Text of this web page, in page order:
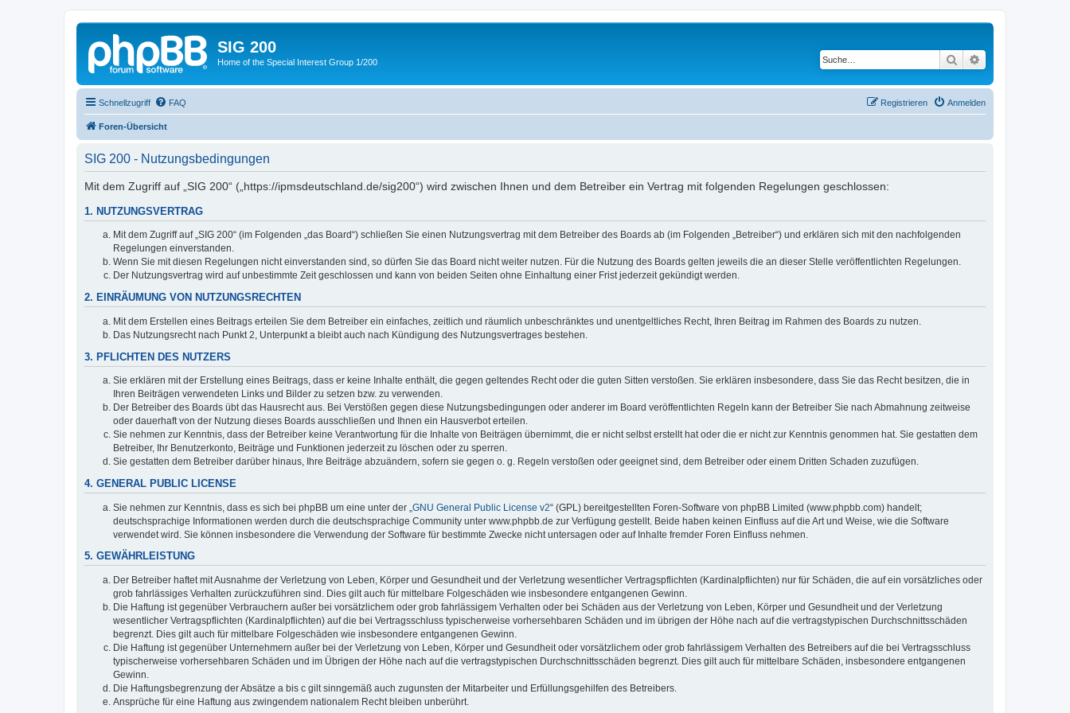
SIG 200
Home of the Special Interest Group 1/200 Suche
Schnellzugriff FAQ Anmelden
Registrieren
Foren-Übersicht
SIG 200 - Nutzungsbedingungen
Mit dem Zugriff auf „SIG 200“ („https://ipmsdeutschland.de/sig200“) wird zwischen Ihnen und dem Betreiber ein Vertrag mit folgenden Regelungen geschlossen:
1. NUTZUNGSVERTRAG
Mit dem Zugriff auf „SIG 200“ (im Folgenden „das Board“) schließen Sie einen Nutzungsvertrag mit dem Betreiber des Boards ab (im Folgenden „Betreiber“) und erklären sich mit den nachfolgenden
Regelungen einverstanden.
Wenn Sie mit diesen Regelungen nicht einverstanden sind, so dürfen Sie das Board nicht weiter nutzen. Für die Nutzung des Boards gelten jeweils die an dieser Stelle veröffentlichten Regelungen.
Der Nutzungsvertrag wird auf unbestimmte Zeit geschlossen und kann von beiden Seiten ohne Einhaltung einer Frist jederzeit gekündigt werden.
2. EINRÄUMUNG VON NUTZUNGSRECHTEN
Mit dem Erstellen eines Beitrags erteilen Sie dem Betreiber ein einfaches, zeitlich und räumlich unbeschränktes und unentgeltliches Recht, Ihren Beitrag im Rahmen des Boards zu nutzen.
Das Nutzungsrecht nach Punkt 2, Unterpunkt a bleibt auch nach Kündigung des Nutzungsvertrages bestehen.
3. PFLICHTEN DES NUTZERS
Sie erklären mit der Erstellung eines Beitrags, dass er keine Inhalte enthält, die gegen geltendes Recht oder die guten Sitten verstoßen. Sie erklären insbesondere, dass Sie das Recht besitzen, die in
Ihren Beiträgen verwendeten Links und Bilder zu setzen bzw. zu verwenden.
Der Betreiber des Boards übt das Hausrecht aus. Bei Verstößen gegen diese Nutzungsbedingungen oder anderer im Board veröffentlichten Regeln kann der Betreiber Sie nach Abmahnung zeitweise
oder dauerhaft von der Nutzung dieses Boards ausschließen und Ihnen ein Hausverbot erteilen.
Sie nehmen zur Kenntnis, dass der Betreiber keine Verantwortung für die Inhalte von Beiträgen übernimmt, die er nicht selbst erstellt hat oder die er nicht zur Kenntnis genommen hat. Sie gestatten dem
Betreiber, Ihr Benutzerkonto, Beiträge und Funktionen jederzeit zu löschen oder zu sperren.
Sie gestatten dem Betreiber darüber hinaus, Ihre Beiträge abzuändern, sofern sie gegen o. g. Regeln verstoßen oder geeignet sind, dem Betreiber oder einem Dritten Schaden zuzufügen.
4. GENERAL PUBLIC LICENSE
Sie nehmen zur Kenntnis, dass es sich bei phpBB um eine unter der „ GNU General Public License v2“ (GPL) bereitgestellten Foren-Software von phpBB Limited (www.phpbb.com) handelt;
deutschsprachige Informationen werden durch die deutschsprachige Community unter www.phpbb.de zur Verfügung gestellt. Beide haben keinen Einfluss auf die Art und Weise, wie die Software
verwendet wird. Sie können insbesondere die Verwendung der Software für bestimmte Zwecke nicht untersagen oder auf Inhalte fremder Foren Einfluss nehmen.
5. GEWÄHRLEISTUNG
Der Betreiber haftet mit Ausnahme der Verletzung von Leben, Körper und Gesundheit und der Verletzung wesentlicher Vertragspflichten (Kardinalpflichten) nur für Schäden, die auf ein vorsätzliches oder
grob fahrlässiges Verhalten zurückzuführen sind. Dies gilt auch für mittelbare Folgeschäden wie insbesondere entgangenen Gewinn.
Die Haftung ist gegenüber Verbrauchern außer bei vorsätzlichem oder grob fahrlässigem Verhalten oder bei Schäden aus der Verletzung von Leben, Körper und Gesundheit und der Verletzung
wesentlicher Vertragspflichten (Kardinalpflichten) auf die bei Vertragsschluss typischerweise vorhersehbaren Schäden und im übrigen der Höhe nach auf die vertragstypischen Durchschnittsschäden
begrenzt. Dies gilt auch für mittelbare Folgeschäden wie insbesondere entgangenen Gewinn.
Die Haftung ist gegenüber Unternehmern außer bei der Verletzung von Leben, Körper und Gesundheit oder vorsätzlichem oder grob fahrlässigem Verhalten des Betreibers auf die bei Vertragsschluss
typischerweise vorhersehbaren Schäden und im Übrigen der Höhe nach auf die vertragstypischen Durchschnittsschäden begrenzt. Dies gilt auch für mittelbare Schäden, insbesondere entgangenen
Gewinn.
Die Haftungsbegrenzung der Absätze a bis c gilt sinngemäß auch zugunsten der Mitarbeiter und Erfüllungsgehilfen des Betreibers.
Ansprüche für eine Haftung aus zwingendem nationalem Recht bleiben unberührt.